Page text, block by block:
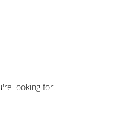
looking for.